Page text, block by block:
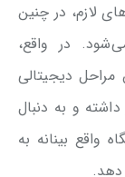
لازم، در چنین
در واقع،
دیجیتالی
و به دنبال
واقع بینانه به
دهد.